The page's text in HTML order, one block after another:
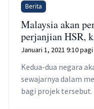
Berita
Malaysia akan
perjanjian HSR,
Januari 1, 2021 9:10 pagi
Kedua-dua negara
sewajarnya dalam
bagi projek tersebut.